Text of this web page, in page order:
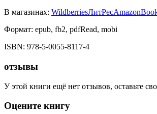
В магазинах: WildberriesЛитРесAmazon
Формат: epub, fb2, pdfRead, mobi
ISBN: 978-5-0055-8117-4
отзывы
У этой книги ещё нет отзывов, оставьте
Оцените книгу